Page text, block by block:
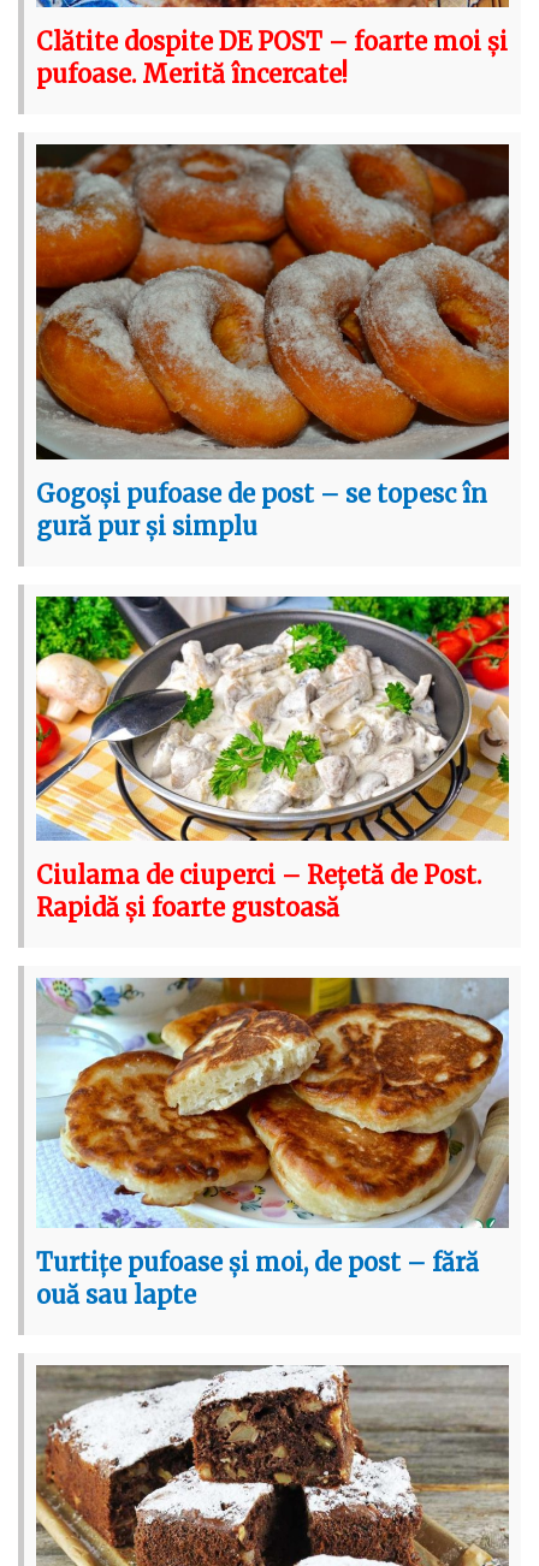
Clătite dospite DE POST – foarte moi și
pufoase. Merită încercate!
Gogoși pufoase de post – se topesc în
gură pur și simplu
Ciulama de ciuperci – Rețetă de Post.
Rapidă și foarte gustoasă
Turtițe pufoase și moi, de post – fără
ouă sau lapte